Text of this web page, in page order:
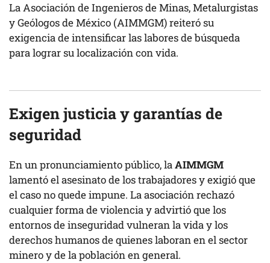
La Asociación de Ingenieros de Minas, Metalurgistas
y Geólogos de México (AIMMGM) reiteró su
exigencia de intensificar las labores de búsqueda
para lograr su localización con vida.
Exigen justicia y garantías de
seguridad
En un pronunciamiento público, laAIMMGM
lamentó el asesinato de los trabajadores y exigió que
el caso no quede impune. La asociación rechazó
cualquier forma de violencia y advirtió que los
entornos de inseguridad vulneran la vida y los
derechos humanos de quienes laboran en el sector
minero y de la población en general.